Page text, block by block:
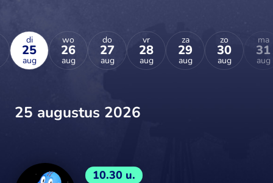
di
25
aug
wo
26
aug
do
27
aug
vr
28
aug
za
29
aug
zo
30
aug
ma
31
aug
25 augustus 2026
10.30 u.